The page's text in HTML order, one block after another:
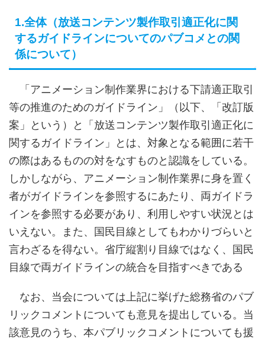
1.全体（放送コンテンツ製作取引適正化に関
するガイドラインについてのパブコメとの関
係について）
「アニメーション制作業界における下請適正取引
等の推進のためのガイドライン」（以下、「改訂版
案」という）と「放送コンテンツ製作取引適正化に
関するガイドライン」とは、対象となる範囲に若干
の際はあるものの対をなすものと認識をしている。
しかしながら、アニメーション制作業界に身を置く
者がガイドラインを参照するにあたり、両ガイドラ
インを参照する必要があり、利用しやすい状況とは
いえない。また、国民目線としてもわかりづらいと
言わざるを得ない。省庁縦割り目線ではなく、国民
目線で両ガイドラインの統合を目指すべきである
なお、当会については上記に挙げた総務省のパブ
リックコメントについても意見を提出している。当
該意見のうち、本パブリックコメントについても援